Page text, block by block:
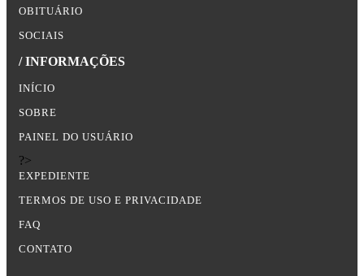
OBITUÁRIO
SOCIAIS
/ INFORMAÇÕES
INÍCIO
SOBRE
PAINEL DO USUÁRIO
?>
EXPEDIENTE
TERMOS DE USO E PRIVACIDADE
FAQ
CONTATO